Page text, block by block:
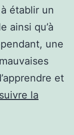
établir un
ainsi qu’à
une
et
la